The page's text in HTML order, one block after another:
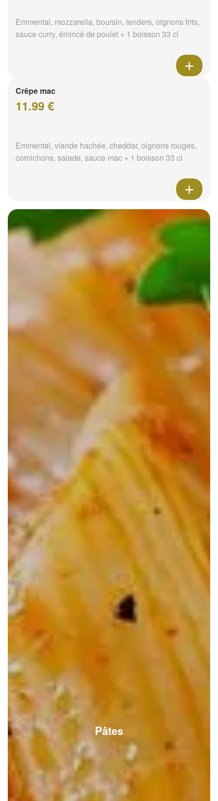
Emmental, mozzarella, boursin, tenders, oignons frits,
sauce curry, émincé de poulet + 1 boisson 33 cl
Crêpe mac
11.99 €
Emmental, viande hachée, cheddar, oignons rouges,
cornichons, salade, sauce mac + 1 boisson 33 cl
Pâtes